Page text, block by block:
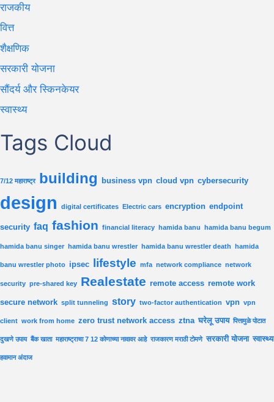
राजकीय
वित्त
शैक्षणिक
सरकारी योजना
सौंदर्य और स्किनकेयर
स्वास्थ्य
Tags Cloud
7/12 महाराष्ट्र building business vpn cloud vpn cybersecurity
design digital certificates Electric cars encryption endpoint
security faq fashion financial literacy hamida banu hamida banu begum
hamida banu singer hamida banu wrestler hamida banu wrestler death hamida
banu wrestler photo ipsec lifestyle mfa network compliance network
security pre-shared key Realestate remote access remote work
secure network split tunneling story two-factor authentication vpn vpn
client work from home zero trust network access ztna घरेलू उपाय पित्तामुळे पोटात
दुखणे उपाय बैंक खाता महाराष्ट्राचा 7 12 कोणाच्या नावावर आहे राजकारण मराठी टोमणे सरकारी योजना स्वास्थ्य
हवामान अंदाज